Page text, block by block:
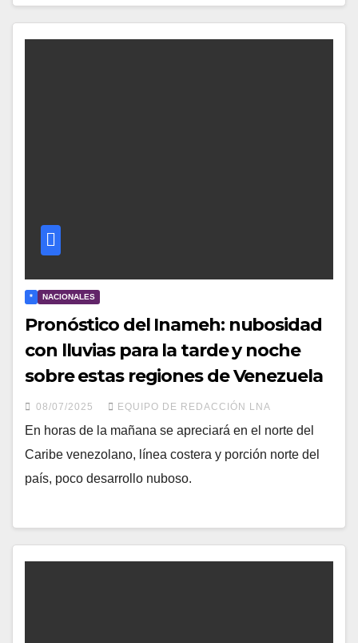
* NACIONALES
Pronóstico del Inameh: nubosidad
con lluvias para la tarde y noche
sobre estas regiones de Venezuela
08/07/2025 EQUIPO DE REDACCIÓN LNA
En horas de la mañana se apreciará en el norte del
Caribe venezolano, línea costera y porción norte del
país, poco desarrollo nuboso.